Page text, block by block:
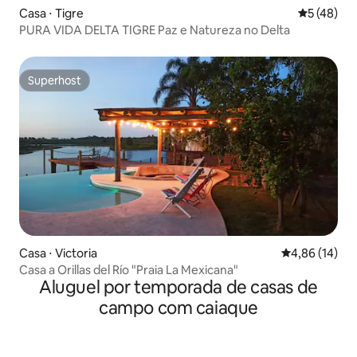
Casa ⋅ Tigre 5 de uma
5 (48)
PURA VIDA DELTA TIGRE Paz e Natureza no Delta
Superhost
Superhost
Casa ⋅ Victoria 4,86 de uma
4,86 (14)
Casa a Orillas del Río "Praia La Mexicana"
Aluguel por temporada de casas de
campo com caiaque